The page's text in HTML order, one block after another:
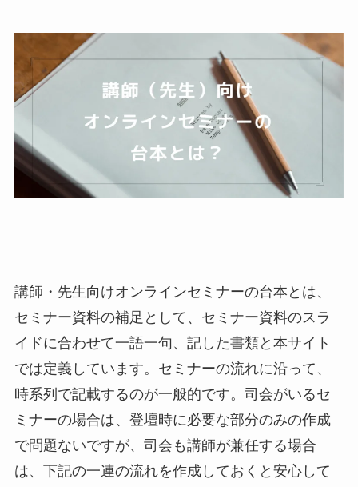
講師・先生向けオンラインセミナーの台本とは、
セミナー資料の補足として、セミナー資料のスラ
イドに合わせて一語一句、記した書類と本サイト
では定義しています。セミナーの流れに沿って、
時系列で記載するのが一般的です。司会がいるセ
ミナーの場合は、登壇時に必要な部分のみの作成
で問題ないですが、司会も講師が兼任する場合
は、下記の一連の流れを作成しておくと安心して